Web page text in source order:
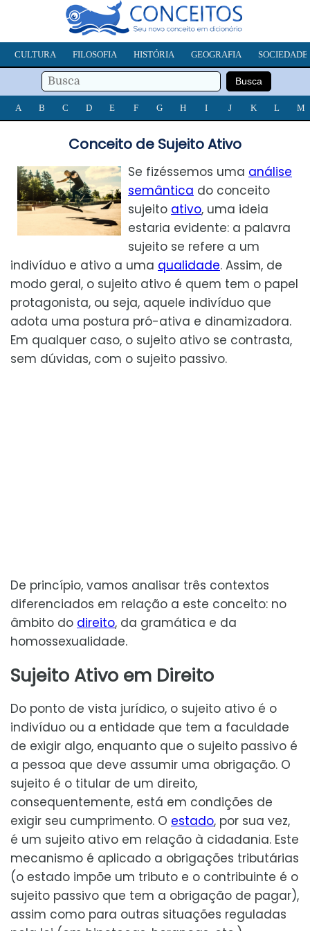
CULTURA FILOSOFIA HISTÓRIA GEOGRAFIA SOCIEDADE
A B C D E F G H I J K L M
Conceito de Sujeito Ativo
Se fizéssemos uma análise
semântica do conceito
sujeito ativo, uma ideia
estaria evidente: a palavra
sujeito se refere a um
indivíduo e ativo a uma qualidade. Assim, de
modo geral, o sujeito ativo é quem tem o papel
protagonista, ou seja, aquele indivíduo que
adota uma postura pró-ativa e dinamizadora.
Em qualquer caso, o sujeito ativo se contrasta,
sem dúvidas, com o sujeito passivo.
De princípio, vamos analisar três contextos
diferenciados em relação a este conceito: no
âmbito do direito, da gramática e da
homossexualidade.
Sujeito Ativo em Direito
Do ponto de vista jurídico, o sujeito ativo é o
indivíduo ou a entidade que tem a faculdade
de exigir algo, enquanto que o sujeito passivo é
a pessoa que deve assumir uma obrigação. O
sujeito é o titular de um direito,
consequentemente, está em condições de
exigir seu cumprimento. O estado, por sua vez,
é um sujeito ativo em relação à cidadania. Este
mecanismo é aplicado a obrigações tributárias
(o estado impõe um tributo e o contribuinte é o
sujeito passivo que tem a obrigação de pagar),
assim como para outras situações reguladas